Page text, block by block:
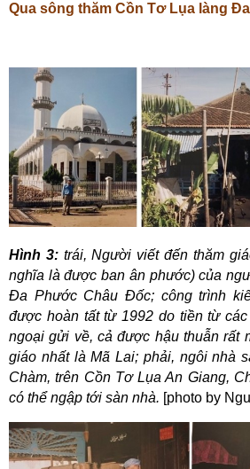
Qua sông thăm Cồn Tơ Lụa làng
Hình 3: trái, Người viết đến thăm
nghĩa là được ban ân phước) của
Đa Phước Châu Đốc; công trình
được hoàn tất từ 1992 do tiền từ
ngoại gửi về, cả được hậu thuẫn rất
giáo nhất là Mã Lai; phải, ngôi nhà
Chàm, trên Cồn Tơ Lụa An Giang,
có thể ngập tới sàn nhà. [photo by